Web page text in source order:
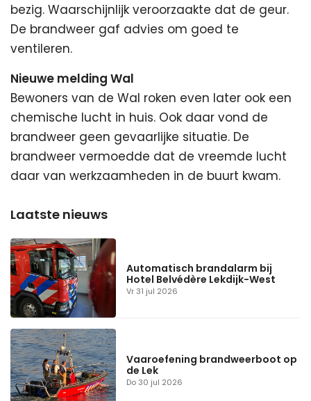
bezig. Waarschijnlijk veroorzaakte dat de geur.
De brandweer gaf advies om goed te
ventileren.
Nieuwe melding Wal
Bewoners van de Wal roken even later ook een
chemische lucht in huis. Ook daar vond de
brandweer geen gevaarlijke situatie. De
brandweer vermoedde dat de vreemde lucht
daar van werkzaamheden in de buurt kwam.
Vr 31 jul 2026
Automatisch brandalarm bij
Hotel Belvédère Lekdijk-West
Do 30 jul 2026
Vaaroefening brandweerboot op
de Lek